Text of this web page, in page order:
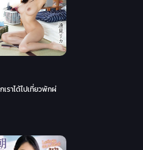
เราได้ไปเที่ยวพักผ่อนด้วยกันครั้งแรกมาสักพัก